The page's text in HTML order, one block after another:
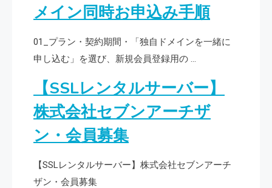
メイン同時お申込み手順
01_プラン・契約期間・「独自ドメインを一緒に
申し込む」を選び、新規会員登録用の …
【SSLレンタルサーバー】
株式会社セブンアーチザ
ン・会員募集
【SSLレンタルサーバー】株式会社セブンアーチ
ザン・会員募集